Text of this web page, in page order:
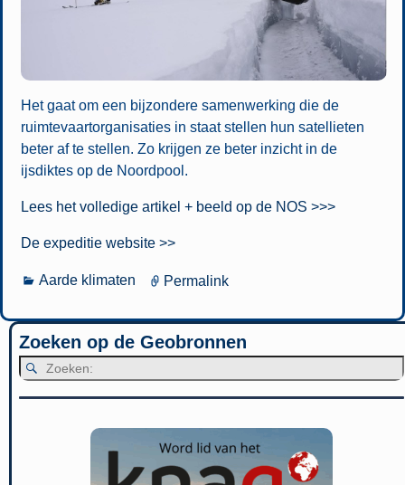
Het gaat om een bijzondere samenwerking die de
ruimtevaartorganisaties in staat stellen hun satellieten
beter af te stellen. Zo krijgen ze beter inzicht in de
ijsdiktes op de Noordpool.
Lees het volledige artikel + beeld op de NOS >>>
De expeditie website >>
Aarde klimaten Permalink
Zoeken op de Geobronnen